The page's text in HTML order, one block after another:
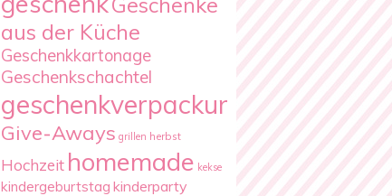
aus der Küche
Geschenkkartonage
Geschenkschachtel
geschenkverpackung
Give-Aways grillen herbst
Hochzeit homemade kekse
kindergeburtstag kinderparty